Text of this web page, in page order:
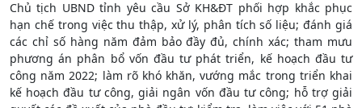
Chủ tịch UBND tỉnh yêu cầu Sở KH&ĐT phối hợp khắc phục
hạn chế trong việc thu thập, xử lý, phân tích số liệu; đánh giá
các chỉ số hàng năm đảm bảo đầy đủ, chính xác; tham mưu
phương án phân bổ vốn đầu tư phát triển, kế hoạch đầu tư
công năm 2022; làm rõ khó khăn, vướng mắc trong triển khai
kế hoạch đầu tư công, giải ngân vốn đầu tư công; hỗ trợ giải